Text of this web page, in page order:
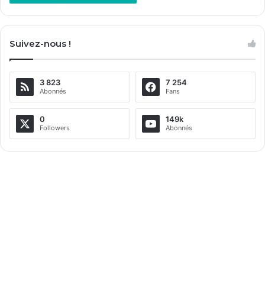
t
n
t
i
Suivez-nous !
3 823
Abonnés
7 254
Fans
0
Followers
149k
Abonnés